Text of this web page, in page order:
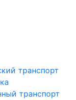
транспорт
транспорт